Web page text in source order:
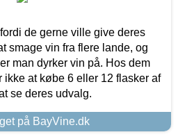
de gerne ville give deres
smage vin fra flere lande, og
man dyrker vin på. Hos dem
ikke at købe 6 eller 12 flasker af
se deres udvalg.
på BayVine.dk